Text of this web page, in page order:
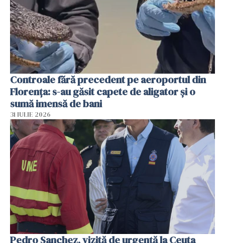
Controale fără precedent pe aeroportul din
Florența: s-au găsit capete de aligator și o
sumă imensă de bani
31 IULIE 2026
Pedro Sanchez, vizită de urgență la Ceuta